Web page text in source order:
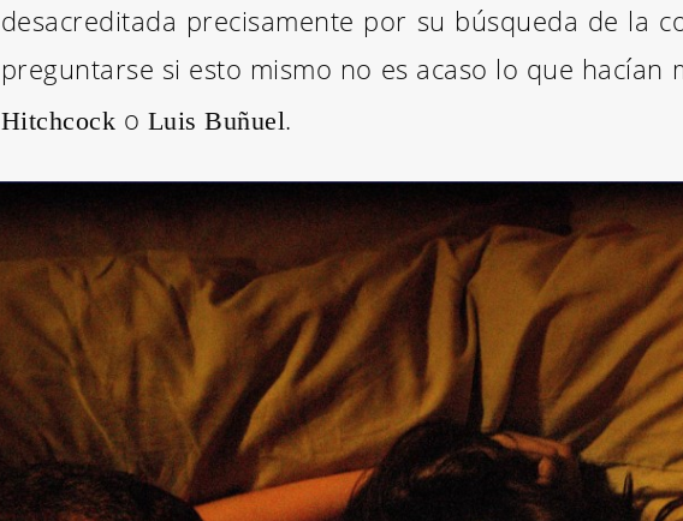
desacreditada precisamente por su búsqueda de la
preguntarse si esto mismo no es acaso lo que hacían
Hitchcock o Luis Buñuel.